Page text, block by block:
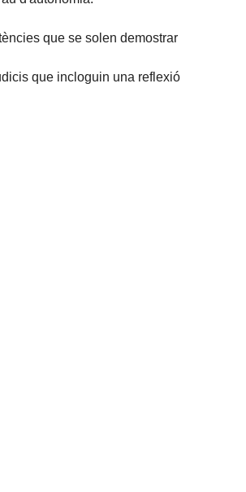
que se solen demostrar
que incloguin una reflexió